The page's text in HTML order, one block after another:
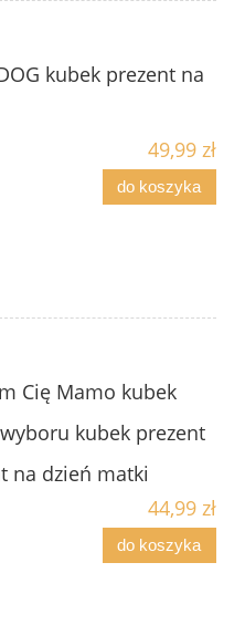
kubek prezent na
49,99 zł
do koszyka
Cię Mamo kubek
kubek prezent
na dzień matki
44,99 zł
do koszyka